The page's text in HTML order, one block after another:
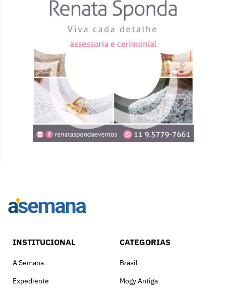
INSTITUCIONAL
A Semana
Expediente
CATEGORIAS
Brasil
Mogy Antiga